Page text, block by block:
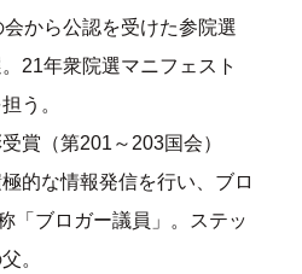
から公認を受けた参院選
21年衆院選マニフェスト
う。
賞（第201～203国会）
的な情報発信を行い、ブロ
「ブロガー議員」。ステッ
。